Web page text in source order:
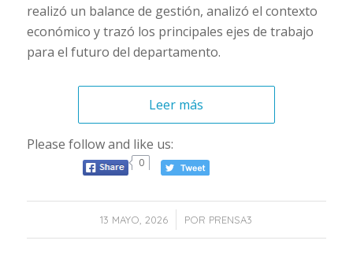
realizó un balance de gestión, analizó el contexto
económico y trazó los principales ejes de trabajo
para el futuro del departamento.
Leer más
Please follow and like us:
0
13 MAYO, 2026
/ POR PRENSA3